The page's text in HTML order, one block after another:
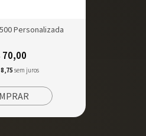
Personalizada
70,00
sem juros